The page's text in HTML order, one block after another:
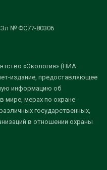
Эл № ФС77-80306
«Экология» (НИА
издание, предоставляющее
информацию об
мире, мерах по охране
государственных,
в отношении охраны